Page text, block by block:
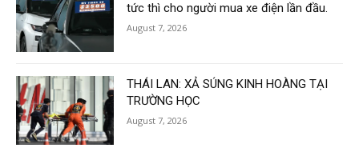
tức thì cho người mua xe điện lần đầu.
August 7, 2026
THÁI LAN: XẢ SÚNG KINH HOÀNG TẠI
TRƯỜNG HỌC
August 7, 2026